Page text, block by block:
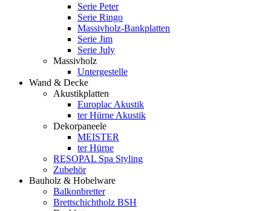
Serie Peter
Serie Ringo
Massivholz-Bankplatten
Serie Jim
Serie July
Massivholz
Untergestelle
Wand & Decke
Akustikplatten
Europlac Akustik
ter Hürne Akustik
Dekorpaneele
MEISTER
ter Hürne
RESOPAL Spa Styling
Zubehör
Bauholz & Hobelware
Balkonbretter
Brettschichtholz BSH